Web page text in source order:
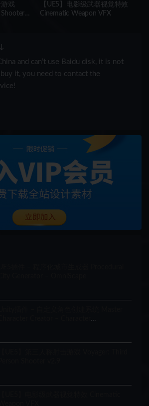
游戏
【UE5】电影级武器视觉特效
Cinematic Weapon VFX
and can’t use Baidu disk, it is not
it, you need to contact the